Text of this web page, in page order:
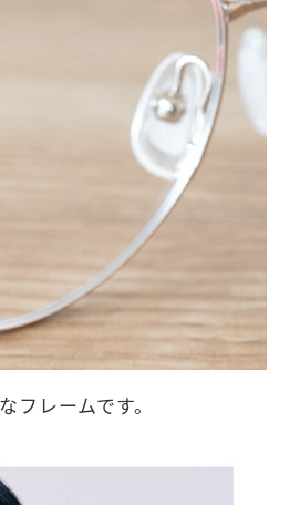
レームです。